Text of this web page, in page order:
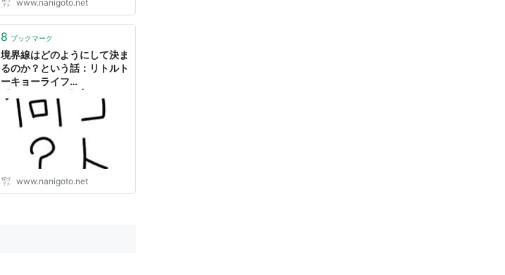
www.nanigoto.net
8 ブックマーク
境界線はどのようにして決ま
るのか？という話：リトルト
ーキョーライフ
www.nanigoto.net